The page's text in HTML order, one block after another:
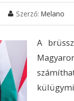
Szerző: Melano
A